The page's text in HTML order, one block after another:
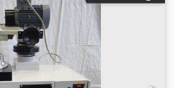
Andrückrolle, Fabr. Schleicher,
t Bandbreite: 400 mm
Leistung: 3,92 kW ohne